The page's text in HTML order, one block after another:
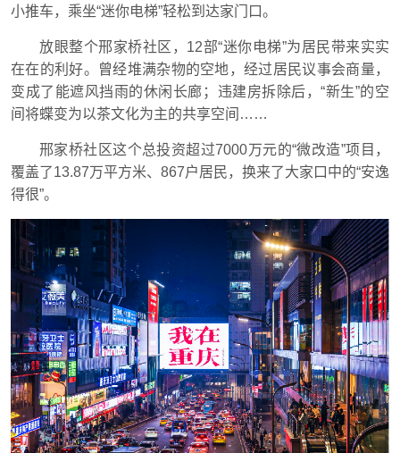
小推车，乘坐“迷你电梯”轻松到达家门口。
放眼整个邢家桥社区，12部“迷你电梯”为居民带来实实
在在的利好。曾经堆满杂物的空地，经过居民议事会商量，
变成了能遮风挡雨的休闲长廊；违建房拆除后，“新生”的空
间将蝶变为以茶文化为主的共享空间……
邢家桥社区这个总投资超过7000万元的“微改造”项目，
覆盖了13.87万平方米、867户居民，换来了大家口中的“安逸
得很”。